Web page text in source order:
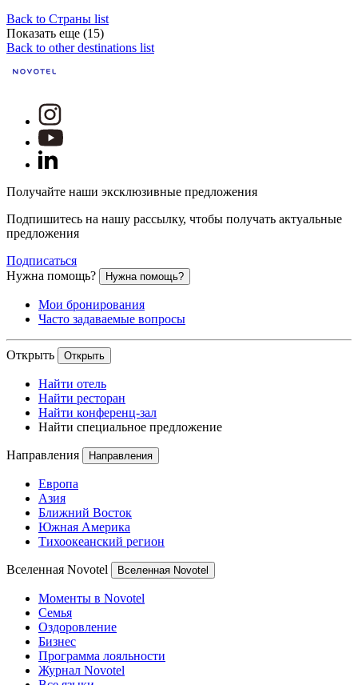
Back to Страны list
Показать еще (15)
Back to other destinations list
Получайте наши эксклюзивные предложения
Подпишитесь на нашу рассылку, чтобы получать актуальные
предложения
Подписаться
Нужна помощь?
Нужна помощь?
Мои бронирования
Часто задаваемые вопросы
Открыть Открыть
Найти отель
Найти ресторан
Найти конференц-зал
Найти специальное предложение
Направления Направления
Европа
Азия
Ближний Восток
Южная Америка
Тихоокеанский регион
Вселенная Novotel Вселенная Novotel
Моменты в Novotel
Семья
Оздоровление
Бизнес
Программа лояльности
Журнал Novotel